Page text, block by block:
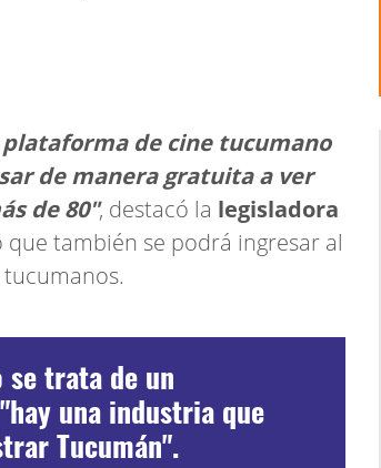
de cine tucumano
de manera gratuita a ver
de 80", destacó la legisladora
que también se podrá ingresar al
se trata de un
una industria que
Tucumán".